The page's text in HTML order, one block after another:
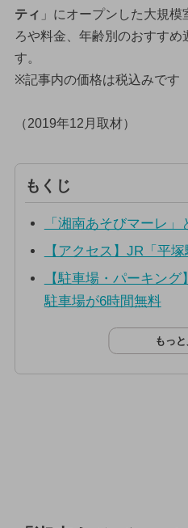
ティ 」にオープンした大規
ろや料金、年齢別のおすすめ
す。
※記事内の価格は税込みです
（2019年12月取材）
もくじ
「湘南あそびマーレ」
【アクセス】JR「平
【駐車場・パーキン
駐車場が6時間無料
もっ